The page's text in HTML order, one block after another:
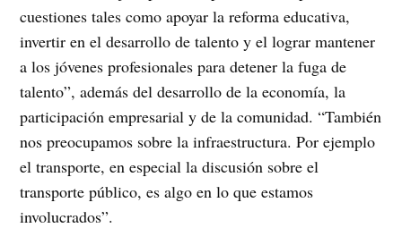
cuestiones tales como apoyar la reforma educativa,
invertir en el desarrollo de talento y el lograr mantener
a los jóvenes profesionales para detener la fuga de
talento”, además del desarrollo de la economía, la
participación empresarial y de la comunidad. “También
nos preocupamos sobre la infraestructura. Por ejemplo
el transporte, en especial la discusión sobre el
transporte público, es algo en lo que estamos
involucrados”.